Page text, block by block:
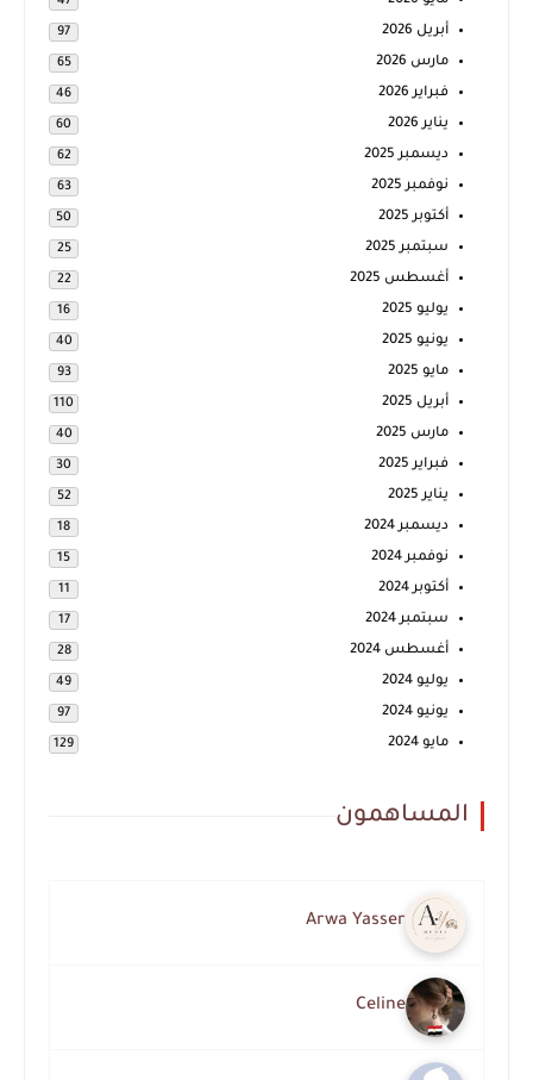
أبريل 2026 97
مارس 2026 65
فبراير 2026 46
يناير 2026 60
ديسمبر 2025 62
نوفمبر 2025 63
أكتوبر 2025 50
سبتمبر 2025 25
أغسطس 2025 22
يوليو 2025 16
يونيو 2025 40
مايو 2025 93
أبريل 2025 110
مارس 2025 40
فبراير 2025 30
يناير 2025 52
ديسمبر 2024 18
نوفمبر 2024 15
أكتوبر 2024 11
سبتمبر 2024 17
أغسطس 2024 28
يوليو 2024 49
يونيو 2024 97
مايو 2024 129
المساهمون
Arwa Yasser
Celine